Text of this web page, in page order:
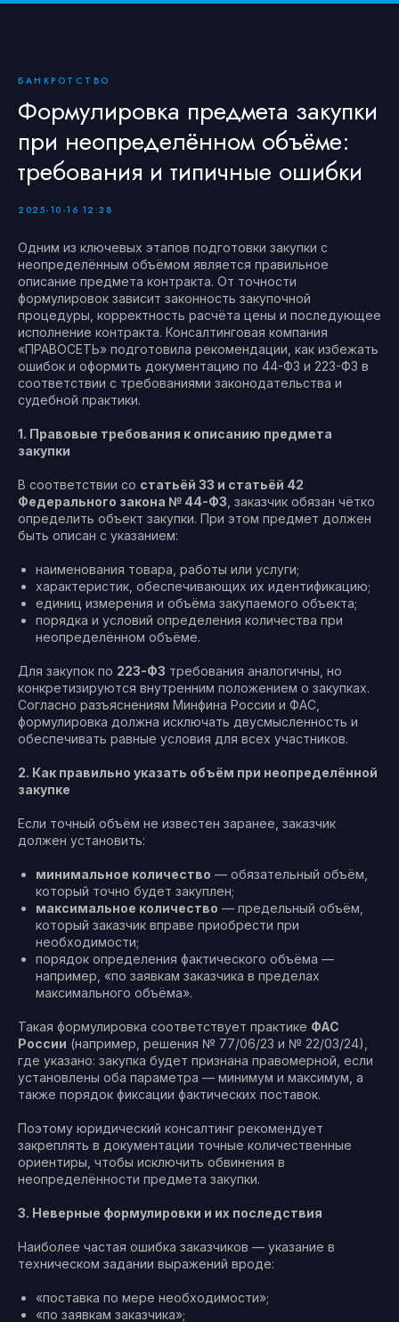
БАНКРОТСТВО
Формулировка предмета закупки
при неопределённом объёме:
требования и типичные ошибки
2025-10-16 12:38
Одним из ключевых этапов подготовки закупки с
неопределённым объёмом является правильное
описание предмета контракта. От точности
формулировок зависит законность закупочной
процедуры, корректность расчёта цены и последующее
исполнение контракта. Консалтинговая компания
«ПРАВОСЕТЬ» подготовила рекомендации, как избежать
ошибок и оформить документацию по 44-ФЗ и 223-ФЗ в
соответствии с требованиями законодательства и
судебной практики.
1. Правовые требования к описанию предмета
закупки
В соответствии со статьёй 33 и статьёй 42
Федерального закона № 44-ФЗ , заказчик обязан чётко
определить объект закупки. При этом предмет должен
быть описан с указанием:
наименования товара, работы или услуги;
характеристик, обеспечивающих их идентификацию;
единиц измерения и объёма закупаемого объекта;
порядка и условий определения количества при
неопределённом объёме.
Для закупок по 223-ФЗ требования аналогичны, но
конкретизируются внутренним положением о закупках.
Согласно разъяснениям Минфина России и ФАС,
формулировка должна исключать двусмысленность и
обеспечивать равные условия для всех участников.
2. Как правильно указать объём при неопределённой
закупке
Если точный объём не известен заранее, заказчик
должен установить:
минимальное количество — обязательный объём,
который точно будет закуплен;
максимальное количество — предельный объём,
который заказчик вправе приобрести при
необходимости;
порядок определения фактического объёма —
например, «по заявкам заказчика в пределах
максимального объёма».
Такая формулировка соответствует практике ФАС
России (например, решения № 77/06/23 и № 22/03/24),
где указано: закупка будет признана правомерной, если
установлены оба параметра — минимум и максимум, а
также порядок фиксации фактических поставок.
Поэтому юридический консалтинг рекомендует
закреплять в документации точные количественные
ориентиры, чтобы исключить обвинения в
неопределённости предмета закупки.
3. Неверные формулировки и их последствия
Наиболее частая ошибка заказчиков — указание в
техническом задании выражений вроде:
«поставка по мере необходимости»;
«по заявкам заказчика»;